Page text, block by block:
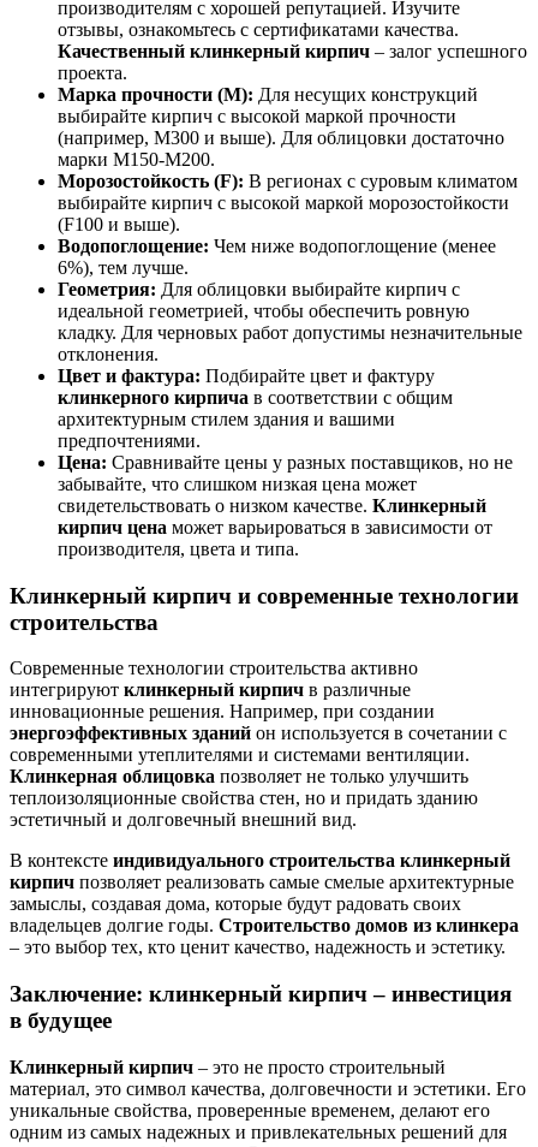
производителям с хорошей репутацией. Изучите
отзывы, ознакомьтесь с сертификатами качества.
Качественный клинкерный кирпич – залог успешного
проекта.
Марка прочности (М): Для несущих конструкций
выбирайте кирпич с высокой маркой прочности
(например, М300 и выше). Для облицовки достаточно
марки М150-М200.
Морозостойкость (F): В регионах с суровым климатом
выбирайте кирпич с высокой маркой морозостойкости
(F100 и выше).
Водопоглощение: Чем ниже водопоглощение (менее
6%), тем лучше.
Геометрия: Для облицовки выбирайте кирпич с
идеальной геометрией, чтобы обеспечить ровную
кладку. Для черновых работ допустимы незначительные
отклонения.
Цвет и фактура: Подбирайте цвет и фактуру
клинкерного кирпича в соответствии с общим
архитектурным стилем здания и вашими
предпочтениями.
Цена: Сравнивайте цены у разных поставщиков, но не
забывайте, что слишком низкая цена может
свидетельствовать о низком качестве. Клинкерный
кирпич цена может варьироваться в зависимости от
производителя, цвета и типа.
Клинкерный кирпич и современные технологии
строительства
Современные технологии строительства активно
интегрируют клинкерный кирпич в различные
инновационные решения. Например, при создании
энергоэффективных зданий он используется в сочетании с
современными утеплителями и системами вентиляции.
Клинкерная облицовка позволяет не только улучшить
теплоизоляционные свойства стен, но и придать зданию
эстетичный и долговечный внешний вид.
В контексте индивидуального строительства клинкерный
кирпич позволяет реализовать самые смелые архитектурные
замыслы, создавая дома, которые будут радовать своих
владельцев долгие годы. Строительство домов из клинкера
– это выбор тех, кто ценит качество, надежность и эстетику.
Заключение: клинкерный кирпич – инвестиция
в будущее
Клинкерный кирпич – это не просто строительный
материал, это символ качества, долговечности и эстетики. Его
уникальные свойства, проверенные временем, делают его
одним из самых надежных и привлекательных решений для